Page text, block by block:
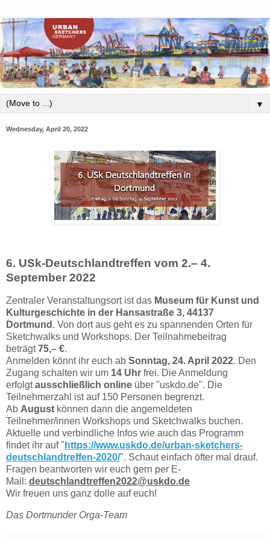
▼
Wednesday, April 20, 2022
6. USk-Deutschlandtreffen vom 2.– 4.
September 2022
Zentraler Veranstaltungsort ist das Museum für Kunst und
Kulturgeschichte in der Hansastraße 3, 44137
Dortmund . Von dort aus geht es zu spannenden Orten für
Sketchwalks und Workshops. Der Teilnahmebeitrag
beträgt75,– €.
Anmelden könnt ihr euch ab Sonntag, 24. April 2022. Den
Zugang schalten wir um 14 Uhr frei. Die Anmeldung
erfolgtausschließlich online über "uskdo.de". Die
Teilnehmerzahl ist auf 150 Personen begrenzt.
Ab August können dann die angemeldeten
Teilnehmer/innen Workshops und Sketchwalks buchen.
Aktuelle und verbindliche Infos wie auch das Programm
findet ihr auf " https://www.uskdo.de/urban-sketchers-
deutschlandtreffen-2020/". Schaut einfach öfter mal drauf.
Fragen beantworten wir euch gern per E-
Mail: deutschlandtreffen2022@uskdo.de
Wir freuen uns ganz dolle auf euch!
Das Dortmunder Orga-Team